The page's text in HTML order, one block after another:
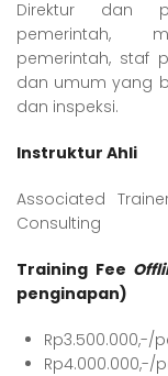
Direktur dan
pemerintah,
pemerintah, staf
dan umum yang
dan inspeksi.
Instruktur Ahli
Associated
Consulting
Training Fee
penginapan)
Rp4.000.000,-/